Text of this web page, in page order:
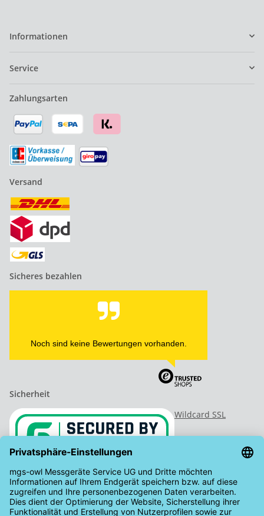
Informationen
Service
Zahlungsarten
Versand
Sicheres bezahlen
Noch sind keine Bewertungen vorhanden.
Sicherheit
Wildcard SSL